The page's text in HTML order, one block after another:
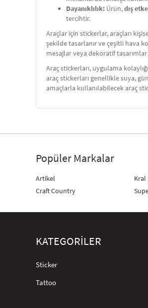
Dayanıklılık: Ürün,dış
tercihtir.
Araçlar için stickerlar, araçları
şekilde tasarlanır ve çeşitli hava
mesajlar veya dekoratif
Araç stickerları, uygulama
araç stickerları genellikle suya,
amaçlarla kullanılabilecek araç
Popüler Markalar
Artikel
Craft Country
Kral
KATEGORİLER
Sticker
Tattoo